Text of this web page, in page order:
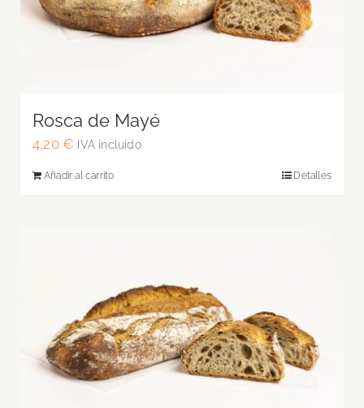
Rosca de Mayé
4,20 € IVA incluido
Añadir al carrito Detalles